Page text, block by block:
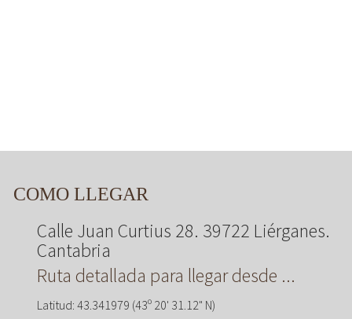
COMO LLEGAR
Calle Juan Curtius 28. 39722 Liérganes.
Cantabria
Ruta detallada para llegar desde ...
Latitud: 43.341979 (43º 20' 31.12" N)